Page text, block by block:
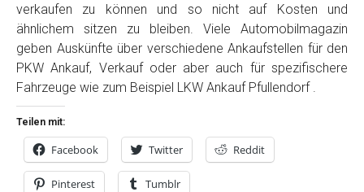
verkaufen zu können und so nicht auf Kosten und
ähnlichem sitzen zu bleiben. Viele Automobilmagazin
geben Auskünfte über verschiedene Ankaufstellen für den
PKW Ankauf, Verkauf oder aber auch für spezifischere
Fahrzeuge wie zum Beispiel LKW Ankauf Pfullendorf .
Teilen mit:
Facebook Twitter Reddit
Pinterest Tumblr